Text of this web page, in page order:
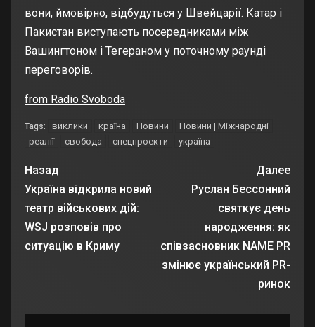
вони, ймовірно, відбудуться у Швейцарії. Катар і
Пакистан виступають посередниками між
Вашингтоном і Тегераном у поточному раунді
переговорів.
from Radio Svoboda
Tags: виклики країна Новини
Новини | Міжнародні
реалії
свобода спецпроекти україна
Назад
Україна відкрила новий
театр військових дій:
WSJ розповів про
ситуацію в Криму
Далее
Руслан Бессонний
святкує день
народження: як
співзасновник NAME PR
змінює український PR-
ринок